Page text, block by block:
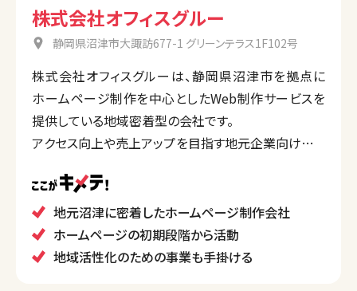
株式会社オフィスグルー
静岡県沼津市大諏訪677-1 グリーンテラス1F102号
株式会社オフィスグルーは、静岡県沼津市を拠点に
ホームページ制作を中心としたWeb制作サービスを
提供している地域密着型の会社です。
アクセス向上や売上アップを目指す地元企業向けのサ
サイト制作、印刷物のデザインなども、幅広いデザイン
ニーズに応えることができる総合的なサポートが特徴
です。
地元沼津に密着したホームページ制作会社
ホームページの初期段階から活動
地域活性化のための事業も手掛ける